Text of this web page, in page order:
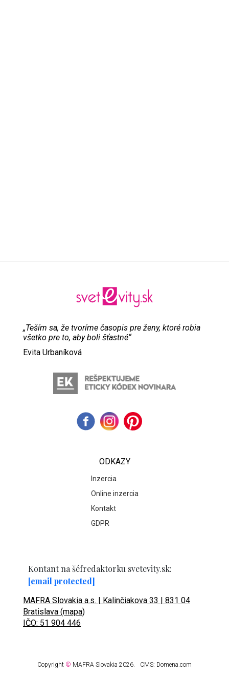
„Teším sa, že tvoríme časopis pre ženy, ktoré robia
všetko pre to, aby boli šťastné“
Evita Urbaníková
ODKAZY
Inzercia
Online inzercia
Kontakt
GDPR
Kontant na šéfredaktorku svetevity.sk:
[email protected]
MAFRA Slovakia a.s. | Kalinčiakova 33 | 831 04
Bratislava (mapa)
IČO: 51 904 446
Copyright © MAFRA Slovakia 2026. CMS: Domena.com